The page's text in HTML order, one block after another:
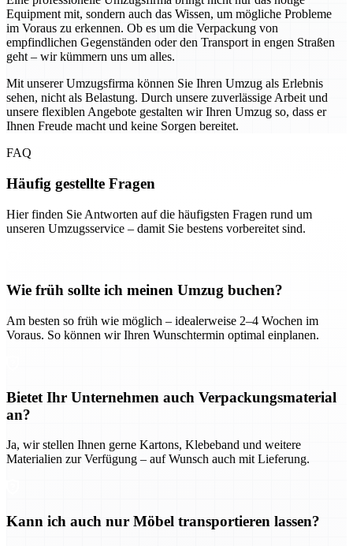
Equipment mit, sondern auch das Wissen, um mögliche Probleme
im Voraus zu erkennen. Ob es um die Verpackung von
empfindlichen Gegenständen oder den Transport in engen Straßen
geht – wir kümmern uns um alles.
Mit unserer Umzugsfirma können Sie Ihren Umzug als Erlebnis
sehen, nicht als Belastung. Durch unsere zuverlässige Arbeit und
unsere flexiblen Angebote gestalten wir Ihren Umzug so, dass er
Ihnen Freude macht und keine Sorgen bereitet.
FAQ
Häufig gestellte Fragen
Hier finden Sie Antworten auf die häufigsten Fragen rund um
unseren Umzugsservice – damit Sie bestens vorbereitet sind.
Wie früh sollte ich meinen Umzug buchen?
Am besten so früh wie möglich – idealerweise 2–4 Wochen im
Voraus. So können wir Ihren Wunschtermin optimal einplanen.
Bietet Ihr Unternehmen auch Verpackungsmaterial
an?
Ja, wir stellen Ihnen gerne Kartons, Klebeband und weitere
Materialien zur Verfügung – auf Wunsch auch mit Lieferung.
Kann ich auch nur Möbel transportieren lassen?